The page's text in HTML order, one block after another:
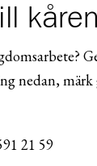
kåren
nedan,
21 59